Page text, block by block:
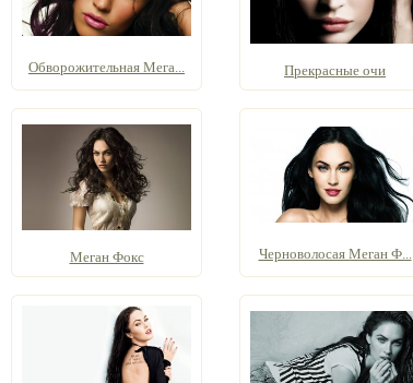
Обворожительная Мега... Прекрасные очи
Меган Фокс Черноволосая Меган Ф...